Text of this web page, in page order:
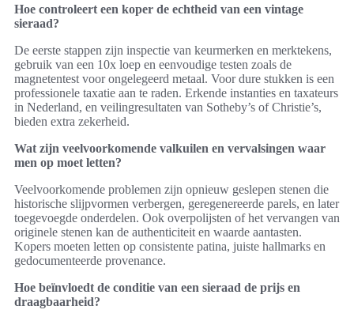
Hoe controleert een koper de echtheid van een vintage
sieraad?
De eerste stappen zijn inspectie van keurmerken en merktekens,
gebruik van een 10x loep en eenvoudige testen zoals de
magnetentest voor ongelegeerd metaal. Voor dure stukken is een
professionele taxatie aan te raden. Erkende instanties en taxateurs
in Nederland, en veilingresultaten van Sotheby’s of Christie’s,
bieden extra zekerheid.
Wat zijn veelvoorkomende valkuilen en vervalsingen waar
men op moet letten?
Veelvoorkomende problemen zijn opnieuw geslepen stenen die
historische slijpvormen verbergen, geregenereerde parels, en later
toegevoegde onderdelen. Ook overpolijsten of het vervangen van
originele stenen kan de authenticiteit en waarde aantasten.
Kopers moeten letten op consistente patina, juiste hallmarks en
gedocumenteerde provenance.
Hoe beïnvloedt de conditie van een sieraad de prijs en
draagbaarheid?